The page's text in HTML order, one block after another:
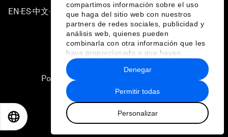
compartimos información sobre el uso
que haga del sitio web con nuestros
partners de redes sociales, publicidad y
análisis web, quienes pueden
combinarla con otra información que les
haya proporcionado o que hayan
recopilado a partir del uso que haya
hecho de sus servicios.
Permitir todas
Personalizar
Denegar
EN ▪ES▪中文▪ 日本語
Política de privacidad y normas de uso
Sitemap
2026 Foro Económico Mundial